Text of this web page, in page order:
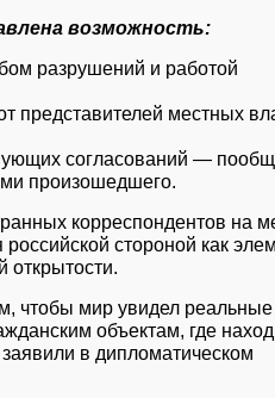
возможность:
разрушений и работой
представителей местных
согласований —
произошедшего.
корреспондентов на
стороной как
открытости.
чтобы мир увидел реальные
объектам, где
в дипломатическом